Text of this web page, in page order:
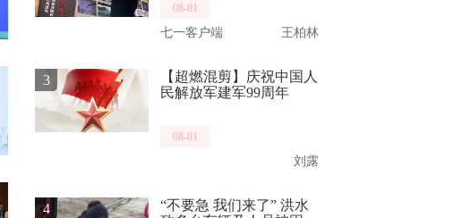
08-01
七一客户端 王柏林
3
【超燃混剪】庆祝中国人
民解放军建军99周年
08-01
刘露
4
“不要急 我们来了” 洪水